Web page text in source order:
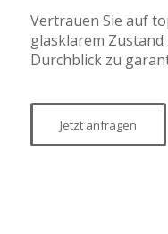
Vertrauen Sie auf
glasklarem
Durchblick zu
Jetzt anfragen